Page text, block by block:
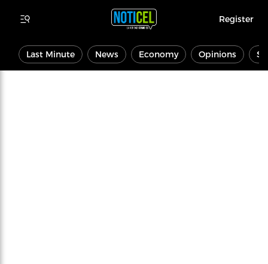
Register
Last Minute News Economy Opinions